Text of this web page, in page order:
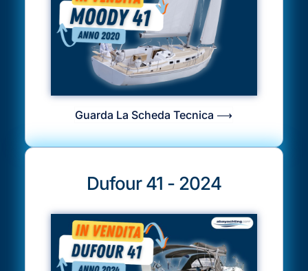
Guarda La Scheda Tecnica ⟶
Dufour 41 - 2024